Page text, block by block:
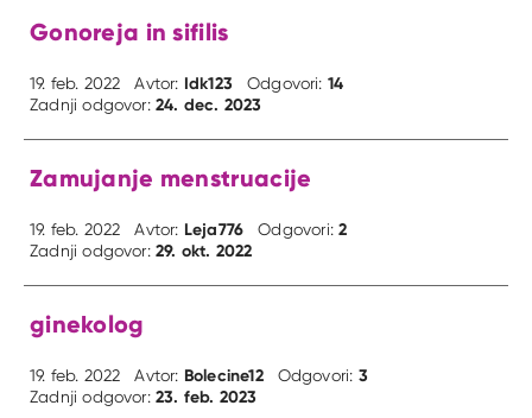
Gonoreja in sifilis
19. feb. 2022 Avtor: Idk123 Odgovori: 14
Zadnji odgovor:24. dec. 2023
Zamujanje menstruacije
19. feb. 2022 Avtor: Leja776 Odgovori:2
Zadnji odgovor:29. okt. 2022
ginekolog
19. feb. 2022 Avtor: Bolecine12 Odgovori: 3
Zadnji odgovor:23. feb. 2023